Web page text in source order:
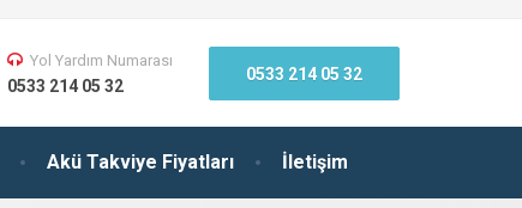
Akü Takviye Fiyatları İletişim
Yol Yardım Numarası
0533 214 05 32
0533 214 05 32